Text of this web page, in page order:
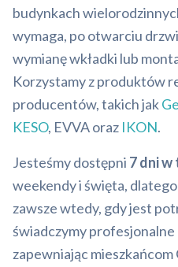
budynkach
wymaga, po otwarciu
wymianę wkładki lub
Korzystamy z produktów
producentów, takich jak
KESO, EVVA oraz IKON.
Jesteśmy dostępni 7 dni
weekendy i święta,
zawsze wtedy, gdy jest
świadczymy profesjonalne
zapewniając